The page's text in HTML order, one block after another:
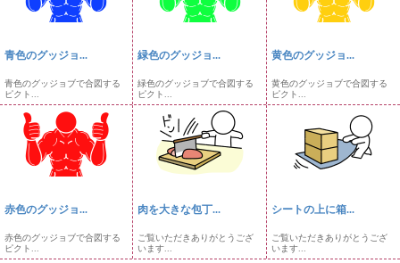
青色のグッジョ...
青色のグッジョブで合図する
ピクト...
緑色のグッジョ...
緑色のグッジョブで合図する
ピクト...
黄色のグッジョ...
黄色のグッジョブで合図する
ピクト...
赤色のグッジョ...
赤色のグッジョブで合図する
ピクト...
肉を大きな包丁...
ご覧いただきありがとうござ
います...
シートの上に箱...
ご覧いただきありがとうござ
います...